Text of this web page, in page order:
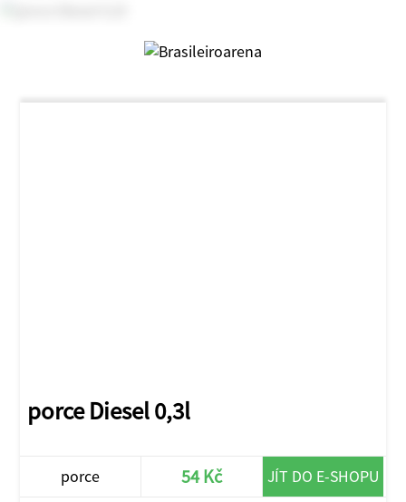
porce Diesel 0,3l
porce 54 Kč JÍT DO E-SHOPU